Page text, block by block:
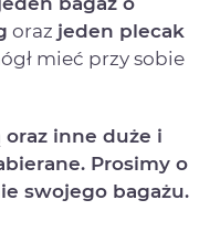
oraz jeden plecak
mieć przy sobie
oraz inne duże i
Prosimy o
swojego bagażu.